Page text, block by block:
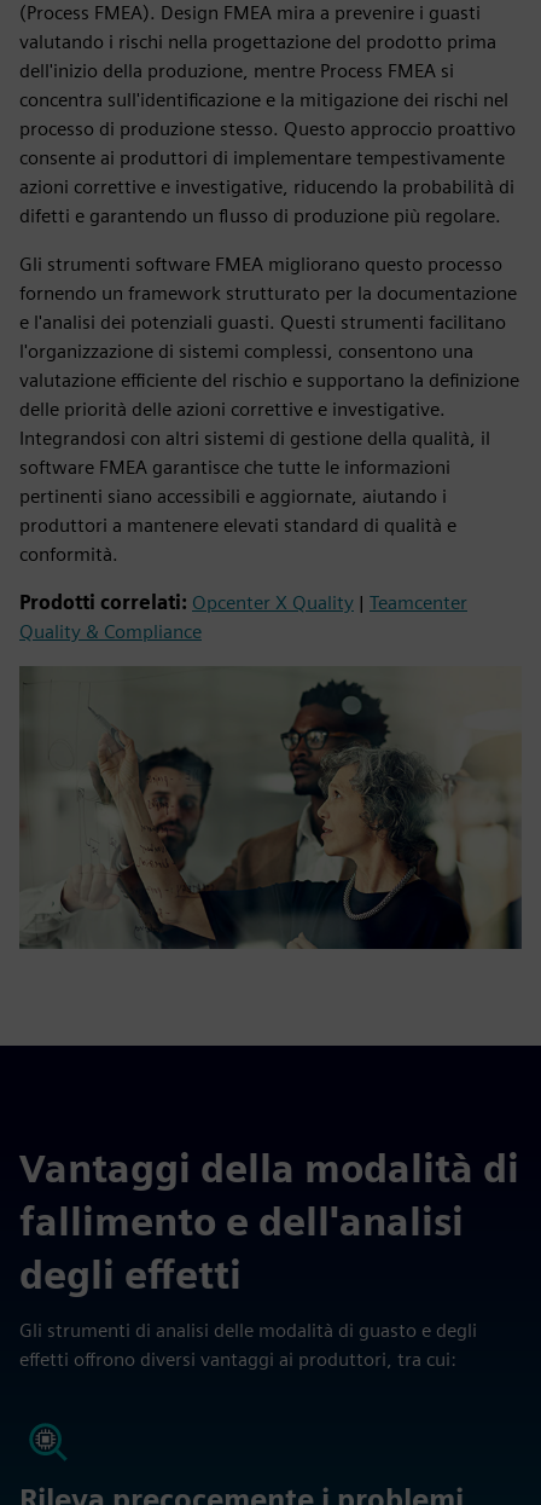
(Process FMEA). Design FMEA mira a prevenire i guasti
valutando i rischi nella progettazione del prodotto prima
dell'inizio della produzione, mentre Process FMEA si
concentra sull'identificazione e la mitigazione dei rischi nel
processo di produzione stesso. Questo approccio proattivo
consente ai produttori di implementare tempestivamente
azioni correttive e investigative, riducendo la probabilità di
difetti e garantendo un flusso di produzione più regolare.
Gli strumenti software FMEA migliorano questo processo
fornendo un framework strutturato per la documentazione
e l'analisi dei potenziali guasti. Questi strumenti facilitano
l'organizzazione di sistemi complessi, consentono una
valutazione efficiente del rischio e supportano la definizione
delle priorità delle azioni correttive e investigative.
Integrandosi con altri sistemi di gestione della qualità, il
software FMEA garantisce che tutte le informazioni
pertinenti siano accessibili e aggiornate, aiutando i
produttori a mantenere elevati standard di qualità e
conformità.
Prodotti correlati: Opcenter X Quality | Teamcenter
Quality & Compliance
Vantaggi della modalità di
fallimento e dell'analisi
degli effetti
Gli strumenti di analisi delle modalità di guasto e degli
effetti offrono diversi vantaggi ai produttori, tra cui: